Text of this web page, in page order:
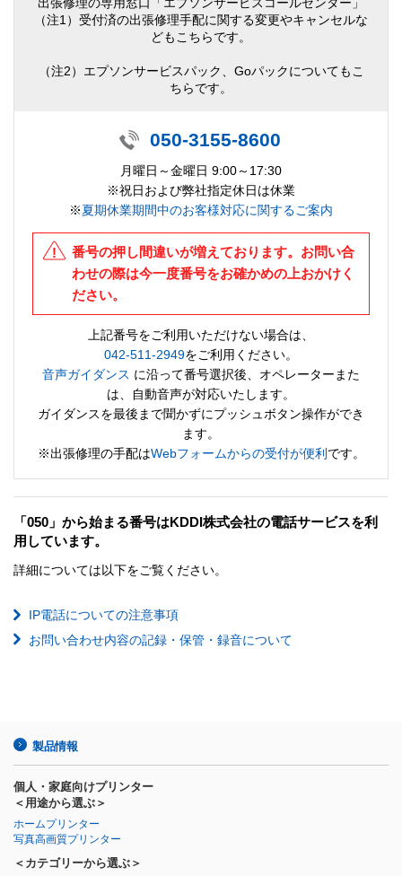
（注1）受付済の出張修理手配に関する変更やキャンセルな
どもこちらです。
（注2）エプソンサービスパック、Goパックについてもこ
ちらです。
050-3155-8600
月曜日～金曜日 9:00～17:30
※祝日および弊社指定休日は休業
※夏期休業期間中のお客様対応に関するご案内
番号の押し間違いが増えております。お問い合
わせの際は今一度番号をお確かめの上おかけく
ださい。
上記番号をご利用いただけない場合は、
042-511-2949をご利用ください。
音声ガイダンス に沿って番号選択後、オペレーターまた
は、自動音声が対応いたします。
ガイダンスを最後まで聞かずにプッシュボタン操作ができ
ます。
※出張修理の手配はWebフォームからの受付が便利 です。
「050」から始まる番号はKDDI株式会社の電話サービスを利
用しています。
詳細については以下をご覧ください。
IP電話についての注意事項
お問い合わせ内容の記録・保管・録音について
製品情報
個人・家庭向けプリンター
＜用途から選ぶ＞
ホームプリンター
写真高画質プリンター
＜カテゴリーから選ぶ＞